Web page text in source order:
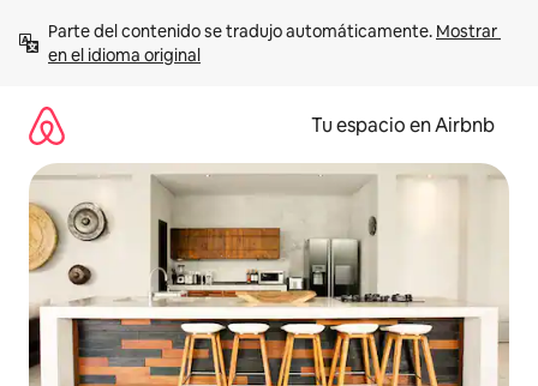
contenido
Parte del contenido se tradujo automáticamente. Mostrar
en el idioma original
Tu espacio en Airbnb